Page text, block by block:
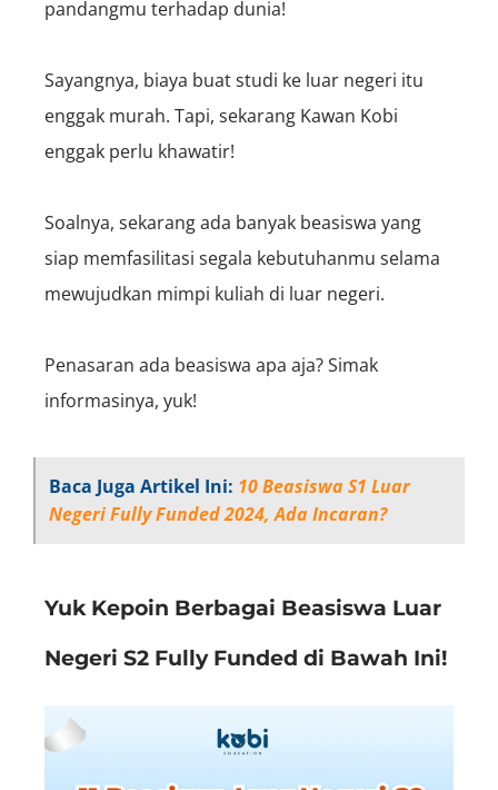
pandangmu terhadap dunia!
Sayangnya, biaya buat studi ke luar negeri itu
enggak murah. Tapi, sekarang Kawan Kobi
enggak perlu khawatir!
Soalnya, sekarangada banyak beasiswa yang
siap memfasilitasi segala kebutuhanmu selama
mewujudkan mimpi kuliah di luar negeri.
Penasaran ada beasiswa apa aja? Simak
informasinya, yuk!
Baca Juga Artikel Ini: 10 Beasiswa S1 Luar
Negeri Fully Funded 2024, Ada Incaran?
Yuk Kepoin Berbagai Beasiswa Luar
Negeri S2 Fully Funded di Bawah Ini!